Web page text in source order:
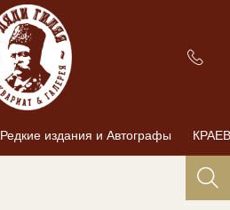
Редкие издания и Автографы